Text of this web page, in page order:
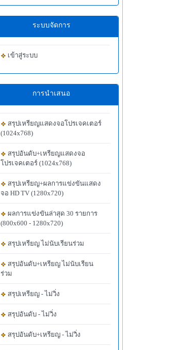
ระบบจัดการ
เข้าสู่ระบบ
การนำเสนอ
สรุปเหรียญแสดงจอโปรเจคเตอร์
(1024x768)
สรุปอันดับ+เหรียญแสดงจอ
โปรเจคเตอร์ (1024x768)
สรุปเหรียญ+ผลการแข่งขันแสดง
จอ HD TV (1280x720)
ผลการแข่งขันล่าสุด 30 รายการ
(800x600 - 1280x720)
สรุปเหรียญ ไม่นับเรียนร่วม
สรุปอันดับ+เหรียญ ไม่นับเรียน
ร่วม
สรุปเหรียญ - ไม่วิ่ง
สรุปอันดับ - ไม่วิ่ง
สรุปอันดับ+เหรียญ - ไม่วิ่ง